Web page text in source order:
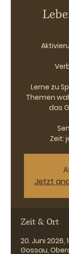
Lerne zu
Themen
das
Zeit:
Jetzt
Zeit & Ort
20. Juni 2026,
Gossau,